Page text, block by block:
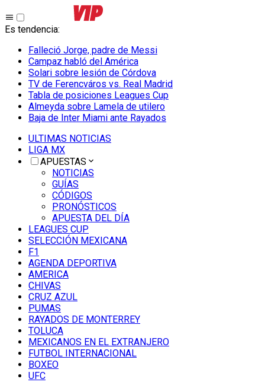
Es tendencia:
Falleció Jorge, padre de Messi
Campaz habló del América
Solari sobre lesión de Córdova
TV de Ferencváros vs. Real Madrid
Tabla de posiciones Leagues Cup
Almeyda sobre Lamela de utilero
Baja de Inter Miami ante Rayados
ULTIMAS NOTICIAS
LIGA MX
APUESTAS
NOTICIAS
GUÍAS
CÓDIGOS
PRONÓSTICOS
APUESTA DEL DÍA
LEAGUES CUP
SELECCIÓN MEXICANA
F1
AGENDA DEPORTIVA
AMERICA
CHIVAS
CRUZ AZUL
PUMAS
RAYADOS DE MONTERREY
TOLUCA
MEXICANOS EN EL EXTRANJERO
FUTBOL INTERNACIONAL
BOXEO
UFC